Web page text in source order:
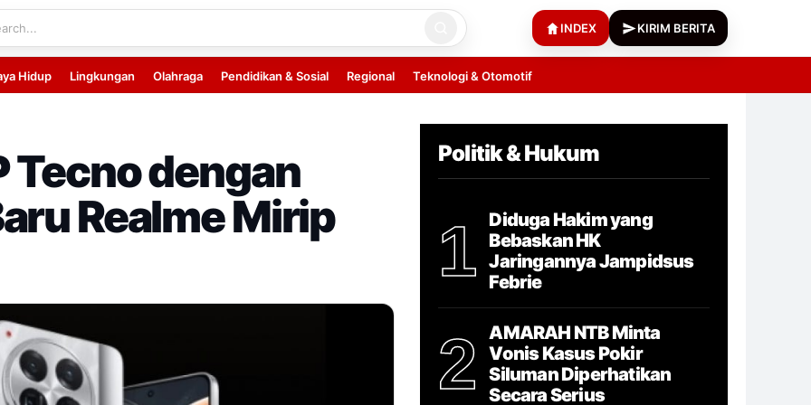
INDEX KIRIM BERITA
Hidup Lingkungan Olahraga Pendidikan & Sosial Regional Teknologi & Otomotif
Tecno dengan
Realme Mirip
Politik & Hukum
1
Diduga Hakim yang
Bebaskan HK
Jaringannya Jampidsus
Febrie
2
AMARAH NTB Minta
Vonis Kasus Pokir
Siluman Diperhatikan
Secara Serius